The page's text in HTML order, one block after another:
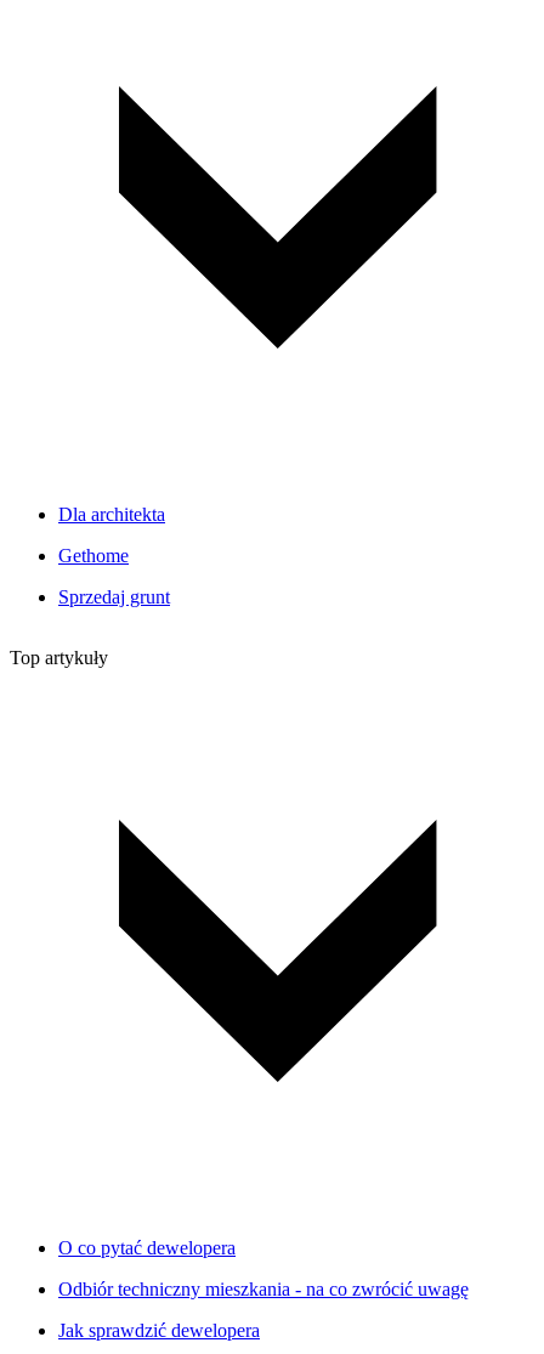
Dla architekta
Gethome
Sprzedaj grunt
Top artykuły
O co pytać dewelopera
Odbiór techniczny mieszkania - na co zwrócić uwagę
Jak sprawdzić dewelopera